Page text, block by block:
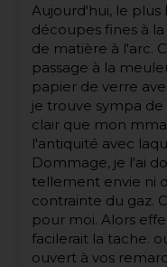
Aujourd'hui, le plus
découpes fines à
de matière à l'arc.
passage à la
papier de verre
je trouve sympa de
clair que mon
l'antiquité avec
Dommage, je l'ai
tellement envie ni
contrainte du gaz.
pour moi. Alors
facilerait la tache.
ouvert à vos